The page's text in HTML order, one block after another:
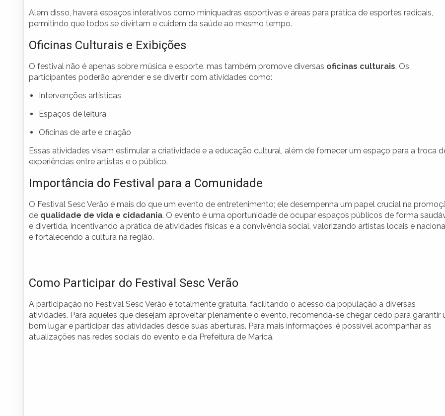
Além disso, haverá espaços interativos como miniquadras esportivas e áreas para prática de esportes radicais,
permitindo que todos se divirtam e cuidem da saúde ao mesmo tempo.
Oficinas Culturais e Exibições
O festival não é apenas sobre música e esporte, mas também promove diversas oficinas culturais. Os
participantes poderão aprender e se divertir com atividades como:
Intervenções artísticas
Espaços de leitura
Oficinas de arte e criação
Essas atividades visam estimular a criatividade e a educação cultural, além de fornecer um espaço para a troca
experiências entre artistas e o público.
Importância do Festival para a Comunidade
O Festival Sesc Verão é mais do que um evento de entretenimento; ele desempenha um papel crucial na
de qualidade de vida e cidadania. O evento é uma oportunidade de ocupar espaços públicos de forma
e divertida, incentivando a prática de atividades físicas e a convivência social, valorizando artistas locais e
e fortalecendo a cultura na região.
Como Participar do Festival Sesc Verão
A participação no Festival Sesc Verão é totalmente gratuita, facilitando o acesso da população a diversas
atividades. Para aqueles que desejam aproveitar plenamente o evento, recomenda-se chegar cedo para garantir
bom lugar e participar das atividades desde suas aberturas. Para mais informações, é possível acompanhar as
atualizações nas redes sociais do evento e da Prefeitura de Maricá.